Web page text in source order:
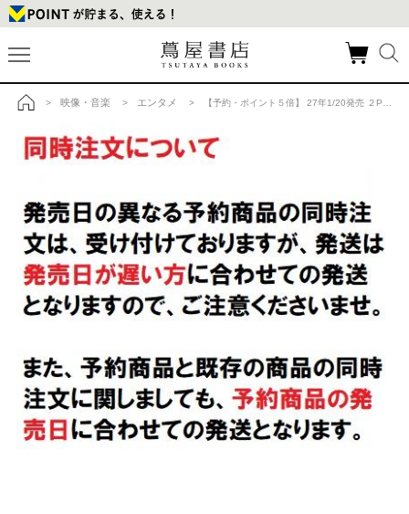
> 映像・音楽 > エンタメ > 【予約・ポイント５倍】 27年1/20発売 ２PM 2PM Japan 15th Anniversary Concert”THE RETURN”in TOKYO DOME 通常盤 Blu-ray 店舗購入特典ありの商品詳細